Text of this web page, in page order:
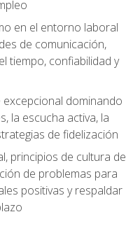
en el entorno laboral
de comunicación,
tiempo, confiabilidad y
dominando
la escucha activa, la
de fidelización
principios de cultura de
de problemas para
positivas y respaldar